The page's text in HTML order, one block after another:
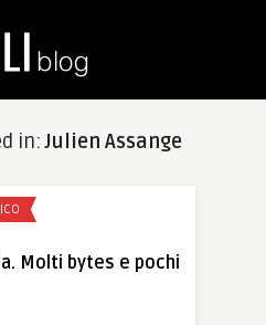
in:Julien Assange
Molti bytes e pochi